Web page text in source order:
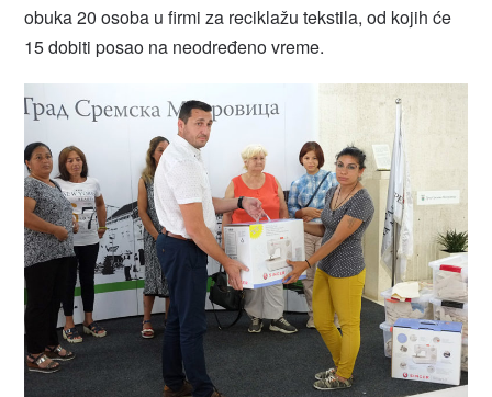
obuka 20 osoba u firmi za reciklažu tekstila, od kojih će
15 dobiti posao na neodređeno vreme.